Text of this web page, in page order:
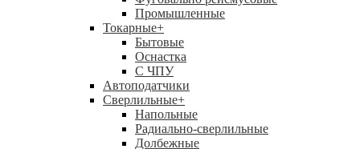
Промышленные
Токарные+
Бытовые
Оснастка
С ЧПУ
Автоподатчики
Сверлильные+
Напольные
Радиально-сверлильные
Долбежные